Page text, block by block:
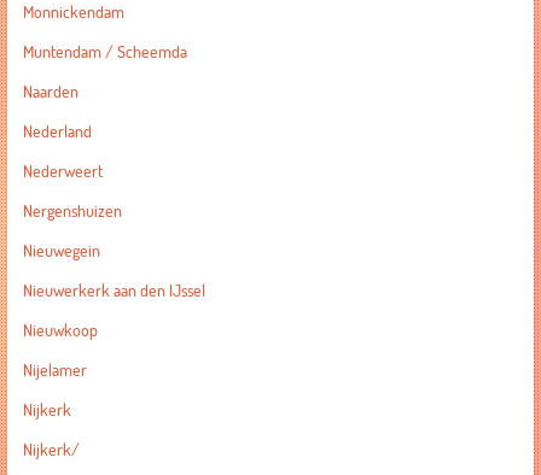
Monnickendam
Muntendam / Scheemda
Naarden
Nederland
Nederweert
Nergenshuizen
Nieuwegein
Nieuwerkerk aan den IJssel
Nieuwkoop
Nijelamer
Nijkerk
Nijkerk/